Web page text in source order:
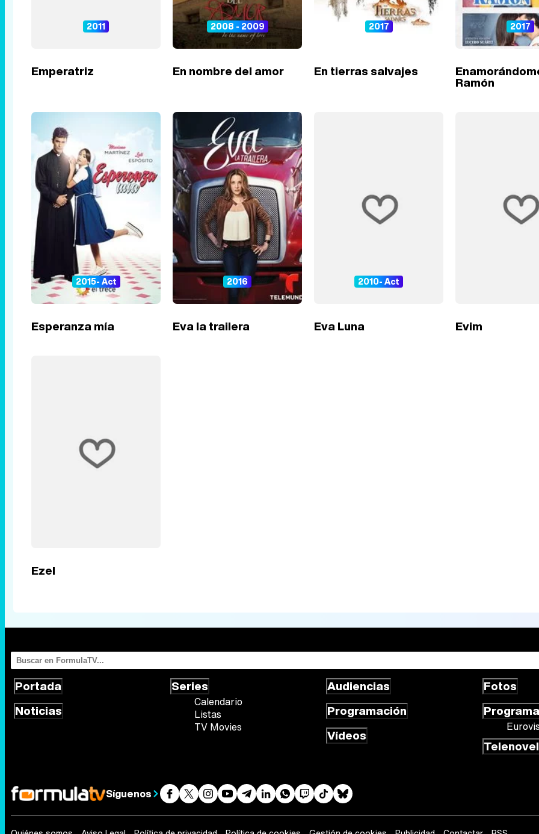
2011
Emperatriz
2008 - 2009
En nombre del amor
2017
En tierras salvajes
2017
Ramón
2015- Act
Esperanza mía
2016
Eva la trailera
2010- Act
Eva Luna Evim
Ezel
Portada
Noticias
Series
Calendario
Listas
TV Movies
Audiencias
Programación
Vídeos
Fotos
Síguenos